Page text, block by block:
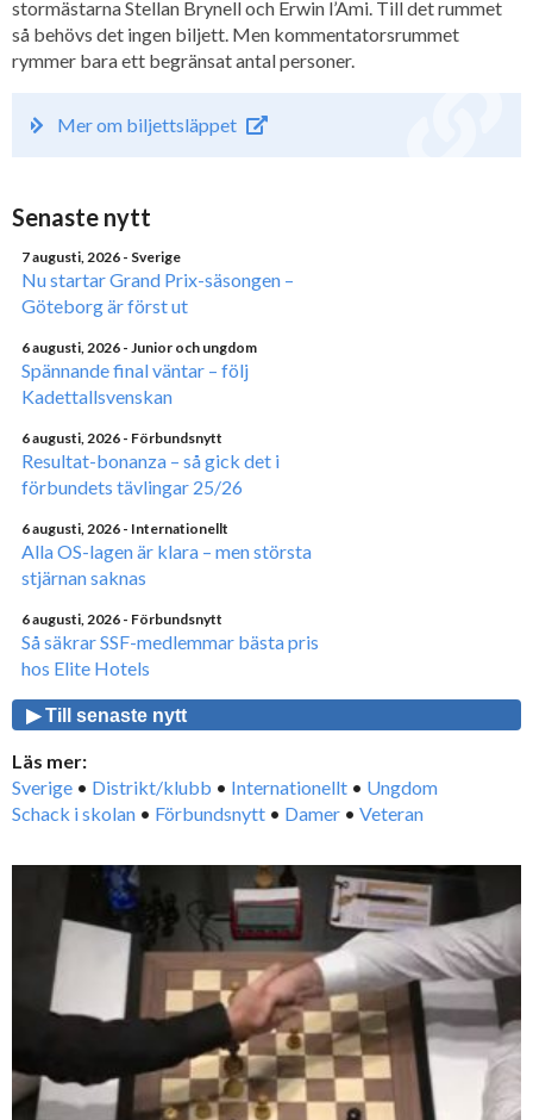
stormästarna Stellan Brynell och Erwin l’Ami. Till det rummet
så behövs det ingen biljett. Men kommentatorsrummet
rymmer bara ett begränsat antal personer.
Mer om biljettsläppet
Senaste nytt
7 augusti, 2026 - Sverige
Nu startar Grand Prix-säsongen –
Göteborg är först ut
6 augusti, 2026 - Junior och ungdom
Spännande final väntar – följ
Kadettallsvenskan
6 augusti, 2026 - Förbundsnytt
Resultat-bonanza – så gick det i
förbundets tävlingar 25/26
6 augusti, 2026 - Internationellt
Alla OS-lagen är klara – men största
stjärnan saknas
6 augusti, 2026 - Förbundsnytt
Så säkrar SSF-medlemmar bästa pris
hos Elite Hotels
▶ Till senaste nytt
Läs mer:
Sverige • Distrikt/klubb • Internationellt • Ungdom
Schack i skolan • Förbundsnytt • Damer • Veteran